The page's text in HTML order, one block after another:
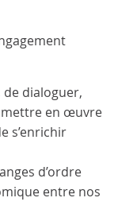
dialoguer,
mettre en œuvre
s’enrichir
d’ordre
entre nos